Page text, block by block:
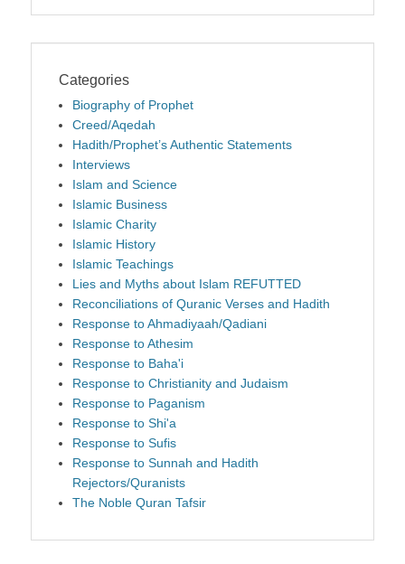
Categories
Biography of Prophet
Creed/Aqedah
Hadith/Prophet’s Authentic Statements
Interviews
Islam and Science
Islamic Business
Islamic Charity
Islamic History
Islamic Teachings
Lies and Myths about Islam REFUTTED
Reconciliations of Quranic Verses and Hadith
Response to Ahmadiyaah/Qadiani
Response to Athesim
Response to Baha'i
Response to Christianity and Judaism
Response to Paganism
Response to Shi'a
Response to Sufis
Response to Sunnah and Hadith
Rejectors/Quranists
The Noble Quran Tafsir